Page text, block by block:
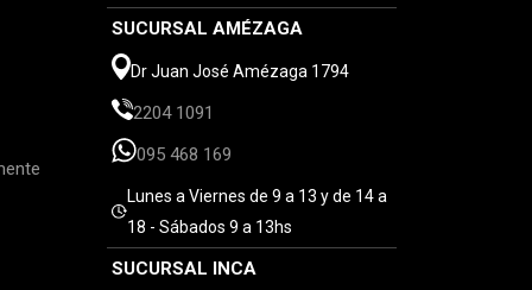
SUCURSAL AMÉZAGA
Dr Juan José Amézaga 1794
2204 1091
095 468 169
Lunes a Viernes de 9 a 13 y de 14 a
18 - Sábados 9 a 13hs
SUCURSAL INCA